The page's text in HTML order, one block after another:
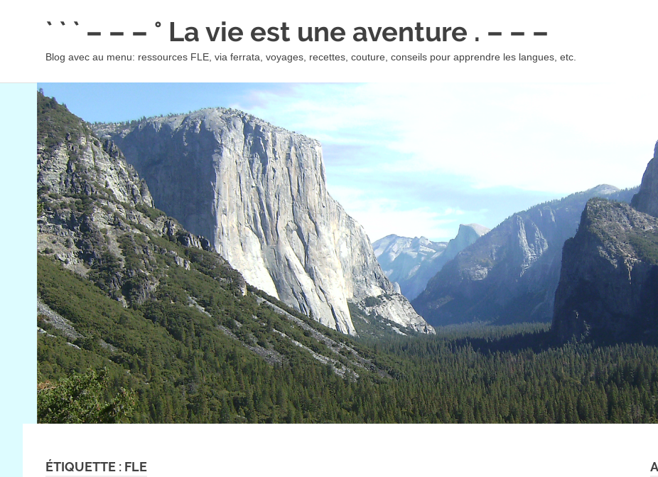
` ` ` – – – ° La vie est une aventure . – – –
Blog avec au menu: ressources FLE, via ferrata, voyages, recettes, couture, conseils pour apprendre les langues, etc.
ÉTIQUETTE : FLE